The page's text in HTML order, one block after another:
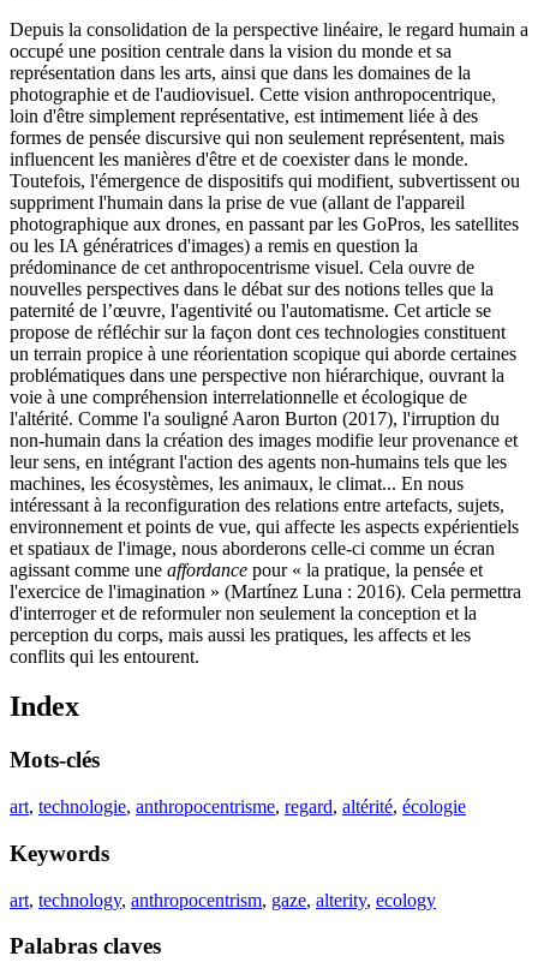
Depuis la consolidation de la perspective linéaire, le regard humain a
occupé une position centrale dans la vision du monde et sa
représentation dans les arts, ainsi que dans les domaines de la
photographie et de l'audiovisuel. Cette vision anthropocentrique,
loin d'être simplement représentative, est intimement liée à des
formes de pensée discursive qui non seulement représentent, mais
influencent les manières d'être et de coexister dans le monde.
Toutefois, l'émergence de dispositifs qui modifient, subvertissent ou
suppriment l'humain dans la prise de vue (allant de l'appareil
photographique aux drones, en passant par les GoPros, les satellites
ou les IA génératrices d'images) a remis en question la
prédominance de cet anthropocentrisme visuel. Cela ouvre de
nouvelles perspectives dans le débat sur des notions telles que la
paternité de l’œuvre, l'agentivité ou l'automatisme. Cet article se
propose de réfléchir sur la façon dont ces technologies constituent
un terrain propice à une réorientation scopique qui aborde certaines
problématiques dans une perspective non hiérarchique, ouvrant la
voie à une compréhension interrelationnelle et écologique de
l'altérité. Comme l'a souligné Aaron Burton (2017), l'irruption du
non-humain dans la création des images modifie leur provenance et
leur sens, en intégrant l'action des agents non-humains tels que les
machines, les écosystèmes, les animaux, le climat... En nous
intéressant à la reconfiguration des relations entre artefacts, sujets,
environnement et points de vue, qui affecte les aspects expérientiels
et spatiaux de l'image, nous aborderons celle-ci comme un écran
agissant comme une affordance pour « la pratique, la pensée et
l'exercice de l'imagination » (Martínez Luna : 2016). Cela permettra
d'interroger et de reformuler non seulement la conception et la
perception du corps, mais aussi les pratiques, les affects et les
conflits qui les entourent.
Index
Mots-clés
art, technologie, anthropocentrisme, regard, altérité, écologie
Keywords
art, technology, anthropocentrism, gaze, alterity, ecology
Palabras claves